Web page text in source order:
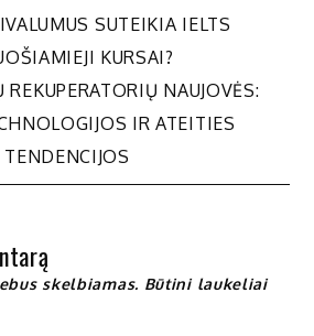
SUTEIKIA IELTS
KURSAI?
NAUJOVĖS:
IR ATEITIES
TENDENCIJOS
skelbiamas. Būtini laukeliai